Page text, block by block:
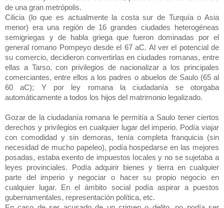
de una gran metrópolis.
Cilicia (lo que es actualmente la costa sur de Turquía o Asia
menor) era una región de 16 grandes ciudades heterogéneas
semigriegas y de habla griega que fueron dominadas por el
general romano Pompeyo desde el 67 aC. Al ver el potencial de
su comercio, decidieron convertirlas en ciudades romanas, entre
ellas a Tarso, con privilegios de nacionalizar a los principales
comerciantes, entre ellos a los padres o abuelos de Saulo (65 al
60 aC); Y por ley romana l a ciudadanía se otorgaba
automáticamente a todos los hijos del matrimonio legalizado.
Gozar de la ciudadanía romana le permitía a Saulo tener ciertos
derechos y privilegios en cualquier lugar del imperio. Podía viajar
con comodidad y sin demoras, tenía completa franquicia (sin
necesidad de mucho papeleo), podía hospedarse en las mejores
posadas, estaba exento de impuestos locales y no se sujetaba a
leyes provinciales. Podía adquirir bienes y tierra en cualquier
parte del imperio y negociar o hacer su propio negocio en
cualquier lugar. En el ámbito social podía aspirar a puestos
gubernamentales, representación política, etc.